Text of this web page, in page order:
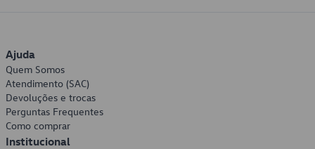
Ajuda
Quem Somos
Atendimento (SAC)
Devoluções e trocas
Perguntas Frequentes
Como comprar
Institucional